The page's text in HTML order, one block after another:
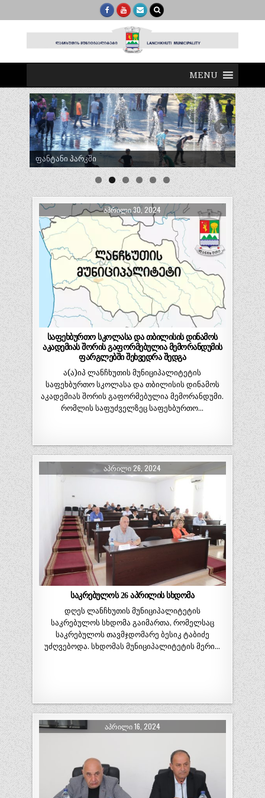
MENU
ტრადიციული ლელობურთი შუხუთში
ᲐᲞᲠᲘᲚᲘ 30, 2024
საფეხბურთო სკოლასა და თბილისის დინამოს
აკადემიას შორის გაფორმებულია მემორანდუმის
ფარგლებში შეხვედრა შედგა
ა(ა)იპ ლანჩხუთის მუნიციპალიტეტის
საფეხბურთო სკოლასა და თბილისის დინამოს
აკადემიას შორის გაფორმებულია მემორანდუმი.
რომლის საფუძველზეც საფეხბურთო…
ᲐᲞᲠᲘᲚᲘ 26, 2024
საკრებულოს 26 აპრილის სხდომა
დღეს ლანჩხუთის მუნიციპალიტეტის
საკრებულოს სხდომა გაიმართა, რომელსაც
საკრებულოს თავმჯდომარე ბესიკ ტაბიძე
უძღვებოდა. სხდომას მუნიციპალიტეტის მერი…
ᲐᲞᲠᲘᲚᲘ 16, 2024